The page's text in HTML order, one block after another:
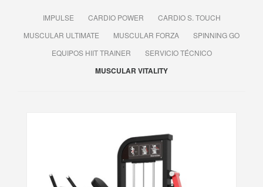
IMPULSE CARDIO POWER
CARDIO S. TOUCH
MUSCULAR ULTIMATE
MUSCULAR FORZA
SPINNING GO
EQUIPOS HIIT TRAINER
SERVICIO TÉCNICO
MUSCULAR VITALITY